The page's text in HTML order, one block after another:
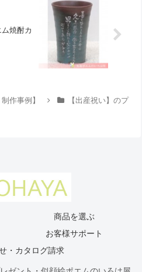
焼酎カ
作事例】
【出産祝い】のプ
商品を選ぶ
お客様サポート
・カタログ請求